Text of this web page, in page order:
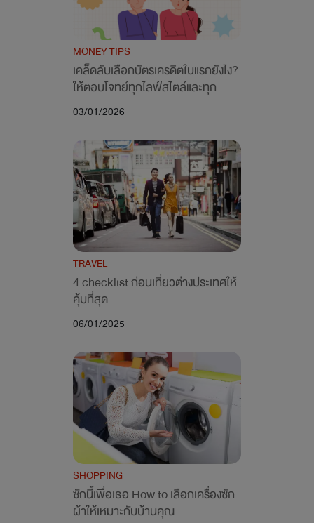
MONEY TIPS
เคล็ดลับเลือกบัตรเครดิตใบแรกยังไง?
ให้ตอบโจทย์ทุกไลฟ์สไตล์และทุก
ความคุ้มค่า
03/01/2026
TRAVEL
4 checklist ก่อนเที่ยวต่างประเทศให้
คุ้มที่สุด
06/01/2025
SHOPPING
ซักนี้เพื่อเธอ How to เลือกเครื่องซัก
ผ้าให้เหมาะกับบ้านคุณ